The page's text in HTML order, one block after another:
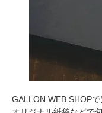
GALLON WEB SHOP